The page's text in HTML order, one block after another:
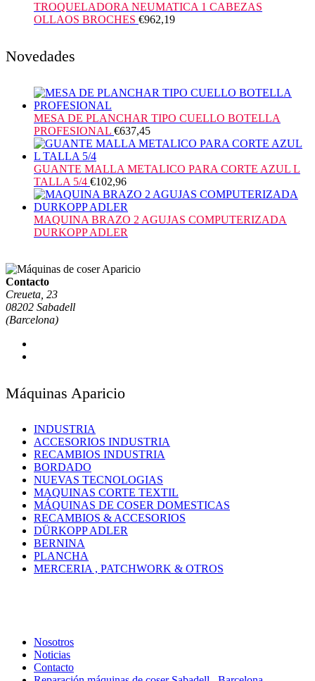
TROQUELADORA NEUMATICA 1 CABEZAS
OLLAOS BROCHES €962,19
Novedades
MESA DE PLANCHAR TIPO CUELLO BOTELLA
PROFESIONAL €637,45
GUANTE MALLA METALICO PARA CORTE AZUL L
TALLA 5/4 €102,96
MAQUINA BRAZO 2 AGUJAS COMPUTERIZADA
DURKOPP ADLER
Contacto
Creueta, 23
08202 Sabadell
(Barcelona)
Máquinas Aparicio
INDUSTRIA
ACCESORIOS INDUSTRIA
RECAMBIOS INDUSTRIA
BORDADO
NUEVAS TECNOLOGIAS
MAQUINAS CORTE TEXTIL
MÁQUINAS DE COSER DOMESTICAS
RECAMBIOS & ACCESORIOS
DÜRKOPP ADLER
BERNINA
PLANCHA
MERCERIA , PATCHWORK & OTROS
Nosotros
Noticias
Contacto